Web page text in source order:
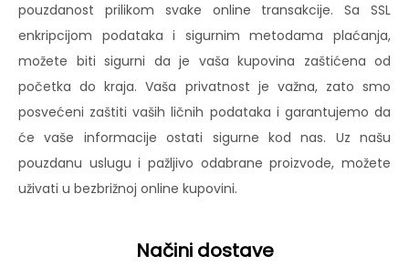
pouzdanost prilikom svake online transakcije. Sa SSL
enkripcijom podataka i sigurnim metodama plaćanja,
možete biti sigurni da je vaša kupovina zaštićena od
početka do kraja. Vaša privatnost je važna, zato smo
posvećeni zaštiti vaših ličnih podataka i garantujemo da
će vaše informacije ostati sigurne kod nas. Uz našu
pouzdanu uslugu i pažljivo odabrane proizvode, možete
uživati u bezbrižnoj online kupovini.
Načini dostave